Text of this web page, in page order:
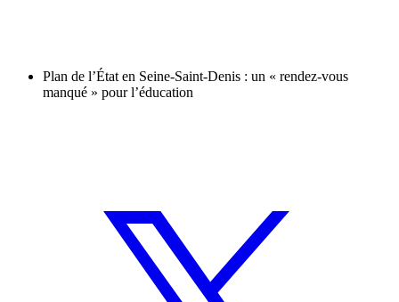
Plan de l’État en Seine-Saint-Denis : un « rendez-vous
manqué » pour l’éducation